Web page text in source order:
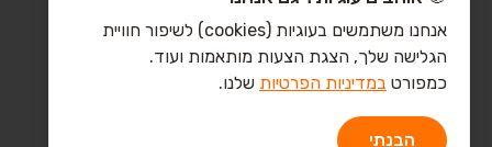
דרושים מכירות
הייטק חומרה
הייטק כללי
הייטק תוכנה
אנחנו משתמשים בעוגיות (cookies) לשיפור חוויית
הגלישה שלך, הצגת הצעות מותאמות ועוד.
כמפורט במדיניות הפרטיות שלנו.
הבנתי